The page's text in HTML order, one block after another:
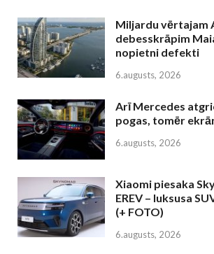
Miljardu vērtajam
debesskrāpim
nopietni defekti
6.augusts, 2026
Arī Mercedes
pogas, tomēr
6.augusts, 2026
Xiaomi piesaka
EREV – luksusa
(+ FOTO)
6.augusts, 2026